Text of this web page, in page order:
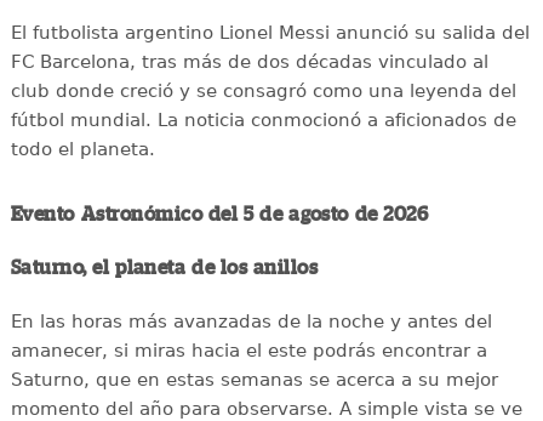
El futbolista argentino Lionel Messi anunció su salida del
FC Barcelona, tras más de dos décadas vinculado al
club donde creció y se consagró como una leyenda del
fútbol mundial. La noticia conmocionó a aficionados de
todo el planeta.
Evento Astronómico del 5 de agosto de 2026
Saturno, el planeta de los anillos
En las horas más avanzadas de la noche y antes del
amanecer, si miras hacia el este podrás encontrar a
Saturno, que en estas semanas se acerca a su mejor
momento del año para observarse. A simple vista se ve